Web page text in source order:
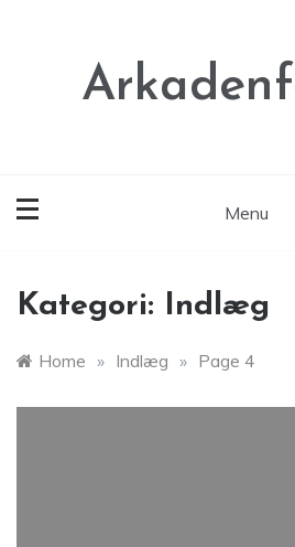
Menu
Kategori: Indlæg
Home » Indlæg » Page 4